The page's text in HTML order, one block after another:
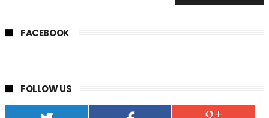
FACEBOOK
FOLLOW US